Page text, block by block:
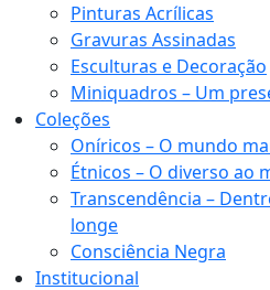
Pinturas Acrílicas
Gravuras Assinadas
Esculturas e Decoração
Miniquadros – Um
Coleções
Oníricos – O mundo
Étnicos – O diverso ao
Transcendência –
longe
Consciência Negra
Institucional